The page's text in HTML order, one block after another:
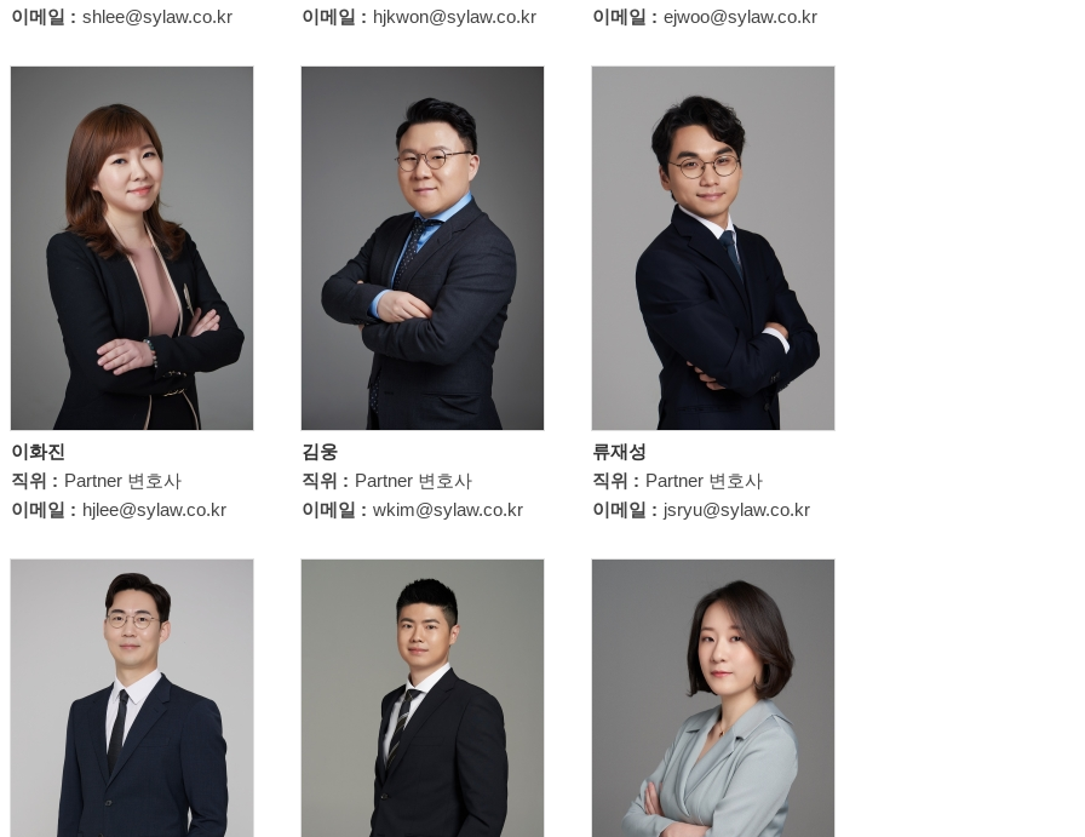
이메일 : shlee@sylaw.co.kr
이메일 : hjkwon@sylaw.co.kr
이메일 : ejwoo@sylaw.co.kr
이화진
직위 : Partner 변호사
이메일 : hjlee@sylaw.co.kr
김웅
직위 : Partner 변호사
이메일 : wkim@sylaw.co.kr
류재성
직위 : Partner 변호사
이메일 : jsryu@sylaw.co.kr